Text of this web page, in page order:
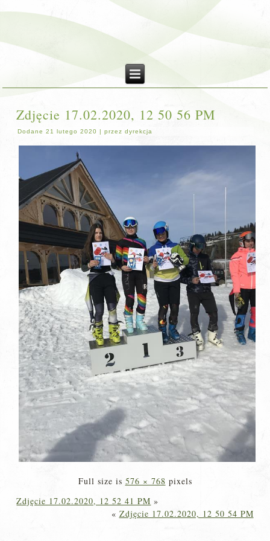
Zdjęcie 17.02.2020, 12 50 56 PM
Dodane 21 lutego 2020 |przez dyrekcja
Full size is 576 × 768 pixels
Zdjęcie 17.02.2020, 12 52 41 PM »
« Zdjęcie 17.02.2020, 12 50 54 PM